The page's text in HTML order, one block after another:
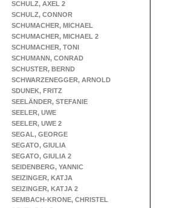
SCHULZ, AXEL 2
SCHULZ, CONNOR
SCHUMACHER, MICHAEL
SCHUMACHER, MICHAEL 2
SCHUMACHER, TONI
SCHUMANN, CONRAD
SCHUSTER, BERND
SCHWARZENEGGER, ARNOLD
SDUNEK, FRITZ
SEELÄNDER, STEFANIE
SEELER, UWE
SEELER, UWE 2
SEGAL, GEORGE
SEGATO, GIULIA
SEGATO, GIULIA 2
SEIDENBERG, YANNIC
SEIZINGER, KATJA
SEIZINGER, KATJA 2
SEMBACH-KRONE, CHRISTEL